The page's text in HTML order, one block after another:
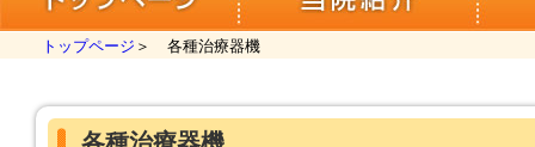
トップページ 各種治療器機